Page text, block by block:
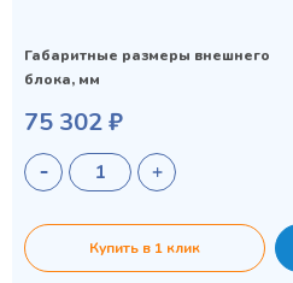
Габаритные размеры внешнего
блока, мм
75 302 ₽
Купить в 1 клик